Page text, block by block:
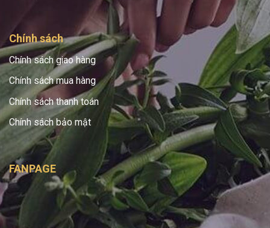
Chính sách
Chính sách giao hàng
Chính sách mua hàng
Chính sách thanh toán
Chính sách bảo mật
FANPAGE